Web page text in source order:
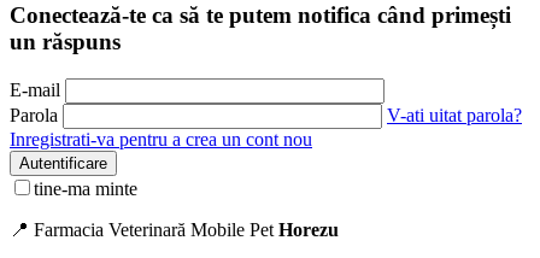
Conectează-te ca să te putem notifica când primești
un răspuns
E-mail
Parola
V-ati uitat parola?
Inregistrati-va pentru a crea un cont nou
Autentificare
tine-ma minte
📍 Farmacia Veterinară Mobile Pet Horezu